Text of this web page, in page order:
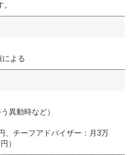
よる
異動時など）
、チーフアドバイザー：月3万
）